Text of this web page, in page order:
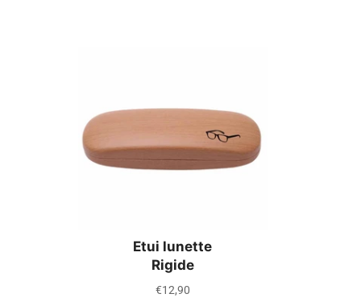
Etui lunette
Rigide
Prix
€12,90